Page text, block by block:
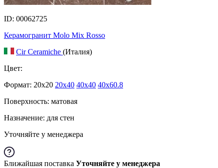
ID: 00062725
Керамогранит Molo Mix Rosso
Cir Ceramiche (Италия)
Цвет:
Формат: 20x20 20x40 40x40 40x60.8
Поверхность: матовая
Назначение: для стен
Уточняйте у менеджера
Ближайшая поставка Уточняйте у менеджера